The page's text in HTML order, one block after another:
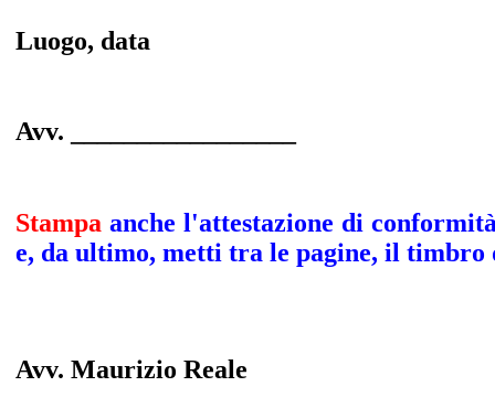
Luogo, data
Avv. _________________
Stampa anche l'attestazione di
e, da ultimo, metti tra le pagine, il timbro
Avv. Maurizio Reale